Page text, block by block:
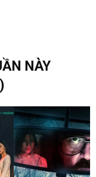
NÀY